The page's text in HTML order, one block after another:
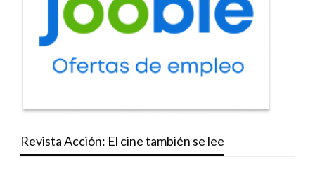
Revista Acción: El cine también se lee